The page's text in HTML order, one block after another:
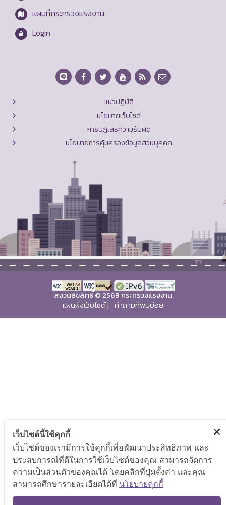
แผนที่กระทรวงแรงงาน
Login
แนวปฏิบัติ
นโยบายเว็บไซต์
การปฏิเสธความรับผิด
นโยบายการคุ้มครองข้อมูลส่วนบุคคล
สงวนลิขสิทธิ์ © 2569 กระทรวงแรงงาน
แผนผังเว็บไซต์| คำถามที่พบบ่อย
TOP
เว็บไซต์นี้ใช้คุกกี้
เว็บไซต์ของเรามีการใช้คุกกี้เพื่อพัฒนาประสิทธิภาพ และ
ประสบการณ์ที่ดีในการใช้เว็บไซต์ของคุณ สามารถจัดการ
ความเป็นส่วนตัวของคุณได้ โดยคลิกที่ปุ่มตั้งค่า และคุณ
สามารถศึกษารายละเอียดได้ที่ นโยบายคุกกี้